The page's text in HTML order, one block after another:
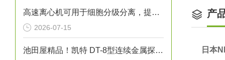
高速离心机可用于细胞分级分离，提取不同密度的细胞亚群
2026-07-15
池田屋精品！凯特 DT-8型连续金属探测器 参数介绍
产
日本